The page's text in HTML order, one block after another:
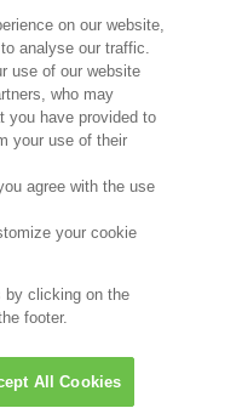
花王について
ポリシー
on our website,
analyse our traffic.
use of our website
who may
you have provided to
your use of their
agree with the use
your cookie
by clicking on the
footer.
All Cookies